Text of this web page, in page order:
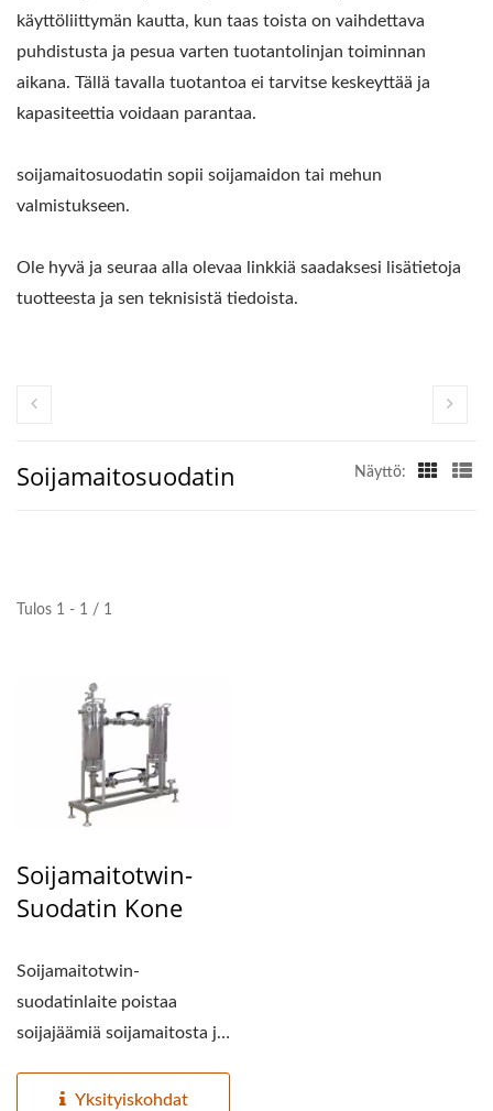
käyttöliittymän kautta, kun taas toista on vaihdettava
puhdistusta ja pesua varten tuotantolinjan toiminnan
aikana. Tällä tavalla tuotantoa ei tarvitse keskeyttää ja
kapasiteettia voidaan parantaa.
soijamaitosuodatin sopii soijamaidon tai mehun
valmistukseen.
Ole hyvä ja seuraa alla olevaa linkkiä saadaksesi lisätietoja
tuotteesta ja sen teknisistä tiedoista.
Soijamaitosuodatin Näyttö:
Tulos 1 - 1 / 1
Soijamaitotwin-
Suodatin Kone
Soijamaitotwin-
suodatinlaite poistaa
soijajäämiä soijamaitosta ja
Yksityiskohdat